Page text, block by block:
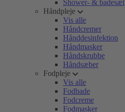
Shower- & badesæt
Håndpleje
Vis alle
Håndcremer
Hånddesinfektion
Håndmasker
Håndskrubbe
Håndsæber
Fodpleje
Vis alle
Fodbade
Fodcreme
Fodmasker